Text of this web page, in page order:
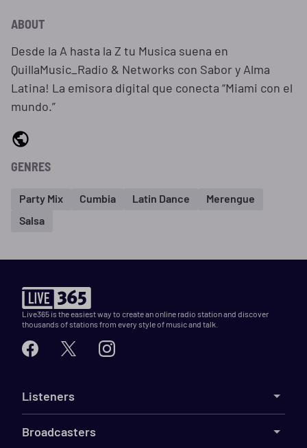
ABOUT
Desde la A hasta la Z tu Musica suena en
QuillaMusic_Radio & Networks con Sabor y Alma
Latina! La emisora digital que conecta “Miami con el
mundo.”
GENRES
Party Mix Cumbia Latin Dance
Merengue
Salsa
Live365 is the easiest way to create an online radio station and discover
thousands of stations from every style of music and talk.
Listeners
Broadcasters